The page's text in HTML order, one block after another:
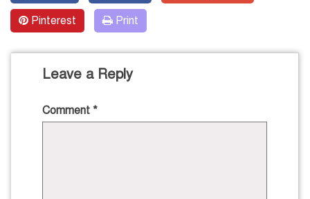
Pinterest Print
Leave a Reply
Comment *